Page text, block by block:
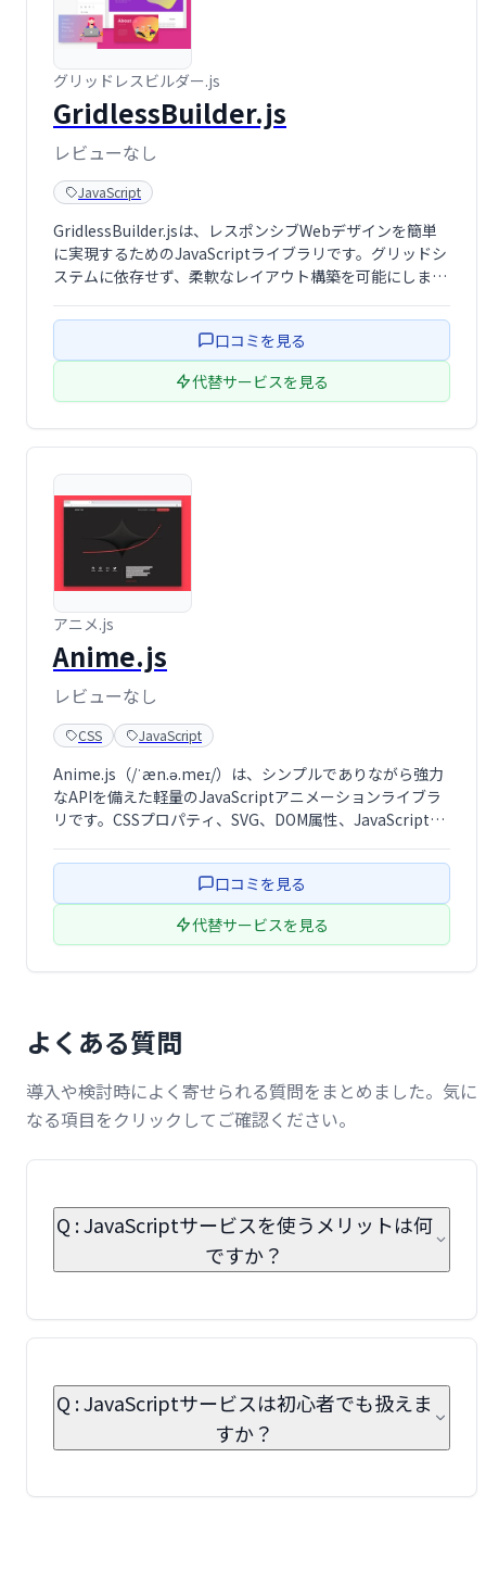
グリッドレスビルダー.js
GridlessBuilder.js
レビューなし
JavaScript
GridlessBuilder.jsは、レスポンシブWebデザインを簡単
に実現するためのJavaScriptライブラリです。グリッドシ
ステムに依存せず、柔軟なレイアウト構築を可能にしま
ます。開発時間を短縮し、洗練されたWebサイトを構築し
口コミを見る
代替サービスを見る
アニメ.js
Anime.js
レビューなし
CSS JavaScript
Anime.js（/ˈæn.ə.meɪ/）は、シンプルでありながら強力
なAPIを備えた軽量のJavaScriptアニメーションライブラ
リです。CSSプロパティ、SVG、DOM属性、JavaScriptオ
口コミを見る
代替サービスを見る
よくある質問
導入や検討時によく寄せられる質問をまとめました。気に
なる項目をクリックしてご確認ください。
Q : JavaScriptサービスを使うメリットは何
ですか？
Q : JavaScriptサービスは初心者でも扱えま
すか？